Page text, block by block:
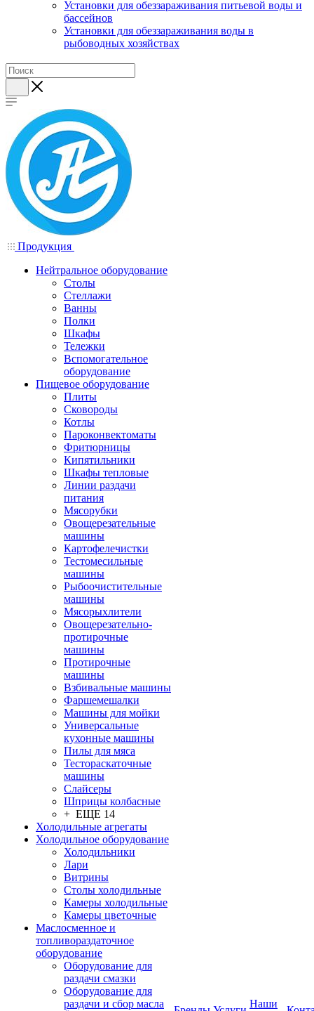
Установки для обеззараживания питьевой воды и
бассейнов
Установки для обеззараживания воды в
рыбоводных хозяйствах
Продукция
Нейтральное оборудование
Столы
Стеллажи
Ванны
Полки
Шкафы
Тележки
Вспомогательное
оборудование
Пищевое оборудование
Плиты
Сковороды
Котлы
Пароконвектоматы
Фритюрницы
Кипятильники
Шкафы тепловые
Линии раздачи
питания
Мясорубки
Овощерезательные
машины
Картофелечистки
Тестомесильные
машины
Рыбоочистительные
машины
Мясорыхлители
Овощерезательно-
протирочные
машины
Протирочные
машины
Взбивальные машины
Фаршемешалки
Машины для мойки
Универсальные
кухонные машины
Пилы для мяса
Тестораскаточные
машины
Слайсеры
Шприцы колбасные
+ ЕЩЕ 14
Холодильные агрегаты
Холодильное оборудование
Холодильники
Лари
Витрины
Столы холодильные
Камеры холодильные
Камеры цветочные
Маслосменное и
топливораздаточное
оборудование
Оборудование для
раздачи смазки
Оборудование для
раздачи и сбор масла
Наши